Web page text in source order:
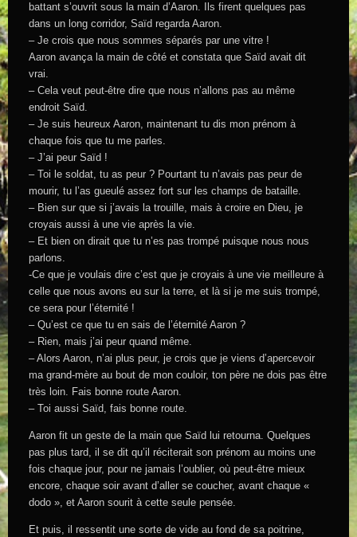
battant s’ouvrit sous la main d’Aaron. Ils firent quelques pas
dans un long corridor, Saïd regarda Aaron.
– Je crois que nous sommes séparés par une vitre !
Aaron avança la main de côté et constata que Saïd avait dit
vrai.
– Cela veut peut-être dire que nous n’allons pas au même
endroit Saïd.
– Je suis heureux Aaron, maintenant tu dis mon prénom à
chaque fois que tu me parles.
– J’ai peur Saïd !
– Toi le soldat, tu as peur ? Pourtant tu n’avais pas peur de
mourir, tu l’as gueulé assez fort sur les champs de bataille.
– Bien sur que si j’avais la trouille, mais à croire en Dieu, je
croyais aussi à une vie après la vie.
– Et bien on dirait que tu n’es pas trompé puisque nous nous
parlons.
-Ce que je voulais dire c’est que je croyais à une vie meilleure à
celle que nous avons eu sur la terre, et là si je me suis trompé,
ce sera pour l’éternité !
– Qu’est ce que tu en sais de l’éternité Aaron ?
– Rien, mais j’ai peur quand même.
– Alors Aaron, n’ai plus peur, je crois que je viens d’apercevoir
ma grand-mère au bout de mon couloir, ton père ne dois pas être
très loin. Fais bonne route Aaron.
– Toi aussi Saïd, fais bonne route.
Aaron fit un geste de la main que Saïd lui retourna. Quelques
pas plus tard, il se dit qu’il réciterait son prénom au moins une
fois chaque jour, pour ne jamais l’oublier, où peut-être mieux
encore, chaque soir avant d’aller se coucher, avant chaque «
dodo », et Aaron sourit à cette seule pensée.
Et puis, il ressentit une sorte de vide au fond de sa poitrine,